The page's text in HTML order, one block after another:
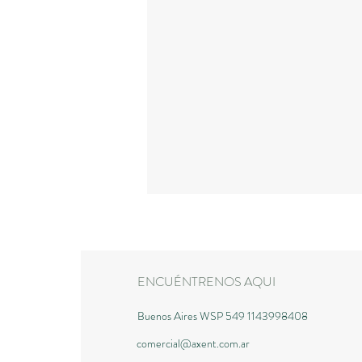
ENCUÉNTRENOS AQUI
Buenos Aires WSP 549 1143998408
comercial@axent.com.ar